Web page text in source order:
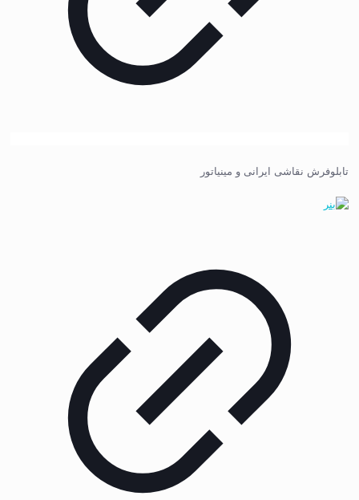
تابلوفرش نقاشی ایرانی و مینیاتور